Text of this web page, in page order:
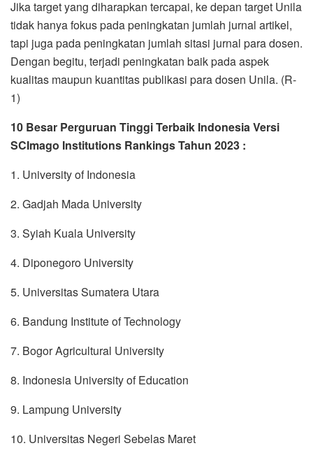
Jika target yang diharapkan tercapai, ke depan target Unila
tidak hanya fokus pada peningkatan jumlah jurnal artikel,
tapi juga pada peningkatan jumlah sitasi jurnal para dosen.
Dengan begitu, terjadi peningkatan baik pada aspek
kualitas maupun kuantitas publikasi para dosen Unila. (R-
1)
10 Besar Perguruan Tinggi Terbaik Indonesia Versi
SCImago Institutions Rankings Tahun 2023 :
1. University of Indonesia
2. Gadjah Mada University
3. Syiah Kuala University
4. Diponegoro University
5. Universitas Sumatera Utara
6. Bandung Institute of Technology
7. Bogor Agricultural University
8. Indonesia University of Education
9. Lampung University
10. Universitas Negeri Sebelas Maret